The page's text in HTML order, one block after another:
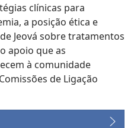
clínicas para
a posição ética e
Jeová sobre tratamentos
apoio que as
à comunidade
de Ligação